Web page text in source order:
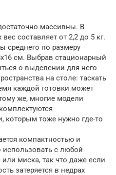
массивны. В
составляет от 2,2 до 5 кг.
среднего по размеру
см. Выбрав стационарный
о выделении для него
на столе: таскать
каждой готовки может
же, многие модели
тоже нужно где-то
компактностью и
с любой
миска, так что даже если
затеряется в недрах